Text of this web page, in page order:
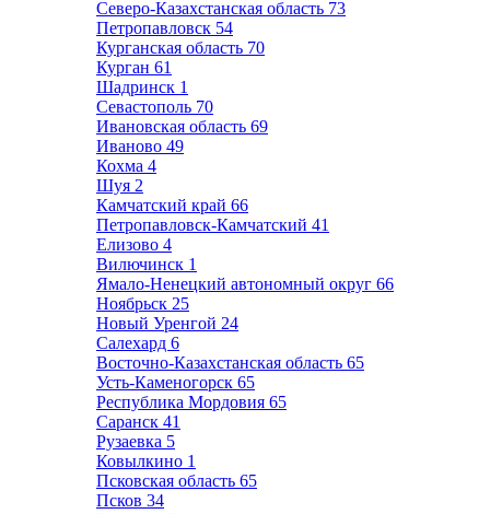
Северо-Казахстанская область 73
Петропавловск 54
Курганская область 70
Курган 61
Шадринск 1
Севастополь 70
Ивановская область 69
Иваново 49
Кохма 4
Шуя 2
Камчатский край 66
Петропавловск-Камчатский 41
Елизово 4
Вилючинск 1
Ямало-Ненецкий автономный округ 66
Ноябрьск 25
Новый Уренгой 24
Салехард 6
Восточно-Казахстанская область 65
Усть-Каменогорск 65
Республика Мордовия 65
Саранск 41
Рузаевка 5
Ковылкино 1
Псковская область 65
Псков 34